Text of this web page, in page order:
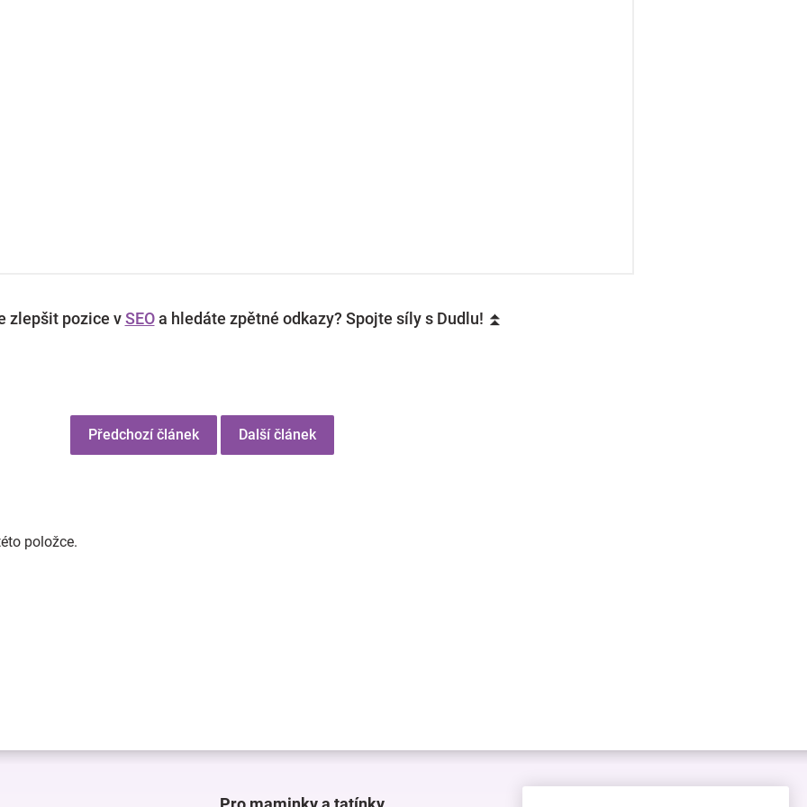
zlepšit pozice vSEOa hledáte zpětné odkazy? Spojte síly s Dudlu! ⏫
Předchozí článek Další článek
položce.